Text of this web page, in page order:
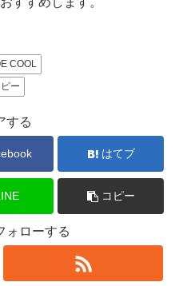
COOL
ー
する
はてブ
コピー
ォローする